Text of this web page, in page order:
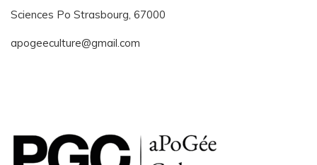
Sciences Po Strasbourg, 67000
apogeeculture@gmail.com